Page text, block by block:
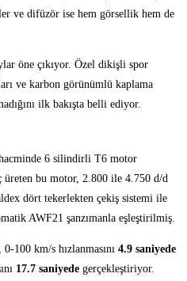
ve difüzör ise hem görsellik hem de
öne çıkıyor. Özel dikişli spor
ve karbon görünümlü kaplama
ilk bakışta belli ediyor.
6 silindirli T6 motor
üreten bu motor, 2.800 ile 4.750 d/d
dört tekerlekten çekiş sistemi ile
AWF21 şanzımanla eşleştirilmiş.
100 km/s hızlanmasını 4.9 saniyede
17.7 saniyede gerçekleştiriyor.